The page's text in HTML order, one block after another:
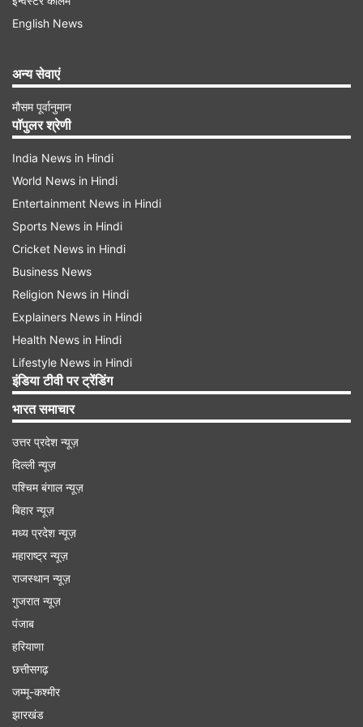
देगा। आर्थिक स्थिति में सुधार आएगा। पार्टनरशिप के काम में
जो लोग नौकरी कर रहे हैं वो भी अपना काम शुरू करने की
योजना बना सकते हैं।
सिंह राशि
बुधादित्य राजयोग सिंह राशि के उन लोगों के लिए शानदार
रहेगा जो बिजनेस कर रहे हैं। कोई बड़ी डील फाइनल हो
पूरे होंगे। निवेश से भी अच्छा लाभ प्राप्त करने में सफल
रहेंगे। नई योजनाओं पर काम कर सकते हैं।
कन्या राशि
कन्या राशि के व्यापारियों के अच्छे दिन शनि जयंती से शुरू हो
जाएंगे। आर्थिक स्थिति में सुधार होगा। मुनाफे वाली डील
फाइनल हो सकती है। पुराने निवेश से अच्छा लाभ पाने में
सफल रहेंगे। नई नौकरी मिलने के भी योग बन रहे हैं। पुराने
कर्जों से मुक्ति मिलेगी। विदेश से जुड़े काम में खूब लाभ
English News
अन्य सेवाएं
मौसम पूर्वानुमान
पॉपुलर श्रेणी
India News in Hindi
World News in Hindi
Entertainment News in Hindi
Sports News in Hindi
Cricket News in Hindi
Business News
Religion News in Hindi
Explainers News in Hindi
Health News in Hindi
Lifestyle News in Hindi
इंडिया टीवी पर ट्रेंडिंग
भारत समाचार
उत्तर प्रदेश न्यूज़
दिल्ली न्यूज़
पश्चिम बंगाल न्यूज़
बिहार न्यूज़
मध्य प्रदेश न्यूज़
महाराष्ट्र न्यूज़
राजस्थान न्यूज़
गुजरात न्यूज़
पंजाब
हरियाणा
छत्तीसगढ़
जम्मू-कश्मीर
झारखंड